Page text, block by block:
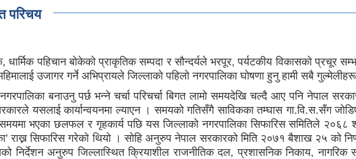
परिचय
धार्मिक पहिचान बोकेको प्राकृतिक सम्पदा र सौन्दर्यले भरपूर, पर्यटकीय विकासको प्रचूर
उजागर गर्ने अभिप्रायले जिल्लाको पहिलो नगरपालिका घोषणा हुनु हामी सबै
बनाउनु पर्छ भन्ने चर्चा परिचर्चा बिगत लामो समयदेखि चल्दै आए पनि नेपाल
यसलाई कार्यान्वयनमा ल्याएन । समयको गतिसँगै साविकका तम्घास गा.वि.स.सँग
भएका छलफल र गृहकार्य पछि यस जिल्लाको नगरपालिका सिफारिस समितिले
राख्न सिफारिस गरेको थियो । सोहि अनुरुप नेपाल सरकारको मिति २०७१ बैशाख २५ को
निर्देशन अनुरुप जिल्लास्थित क्रियाशील राजनीतिक दल, प्रशासनिक निकाय,